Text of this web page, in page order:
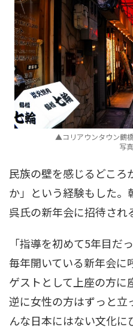
▲コリアウンタウン鶴
写
民族の壁を感じるどころ
か」という経験もした。
呉氏の新年会に招待され
「指導を初めて5年目だ
毎年開いている新年会に
ゲストとして上座の方に
逆に女性の方はずっと立
んな日本にはない文化に